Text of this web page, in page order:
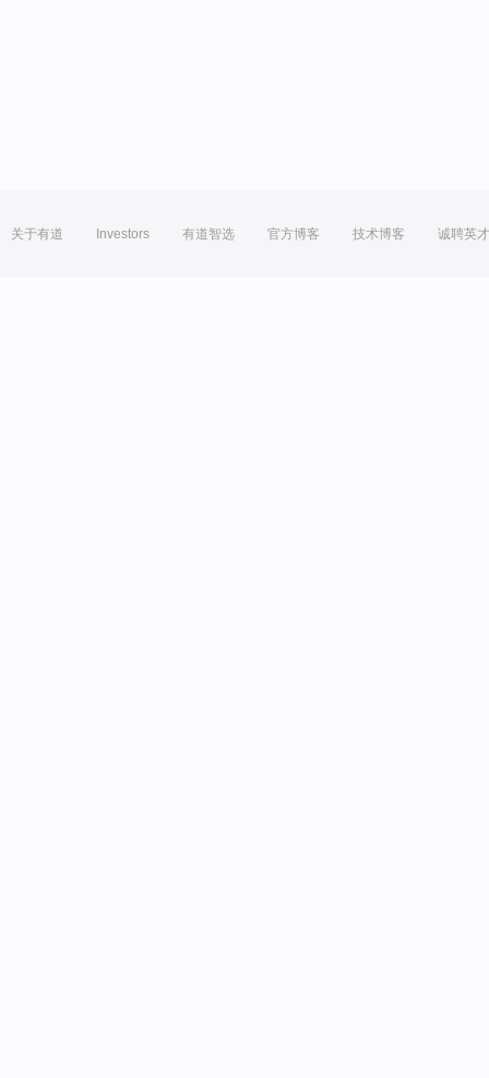
关于有道 Investors 有道智选 官方博客 技术博客 诚聘英才